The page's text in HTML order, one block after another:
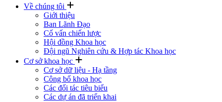
Về chúng tôi
Giới thiệu
Ban Lãnh Đạo
Cố vấn chiến lược
Hội đồng Khoa học
Đội ngũ Nghiên cứu & Hợp tác Khoa học
Cơ sở khoa học
Cơ sở dữ liệu - Hạ tầng
Công bố khoa học
Các đối tác tiêu biểu
Các dự án đã triển khai